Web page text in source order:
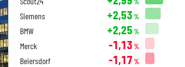
%
Siemens +2,53 %
BMW +2,25 %
Merck -1,13 %
Beiersdorf -1,17 %